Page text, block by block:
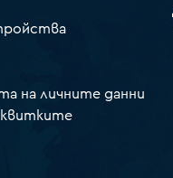
на личните данни